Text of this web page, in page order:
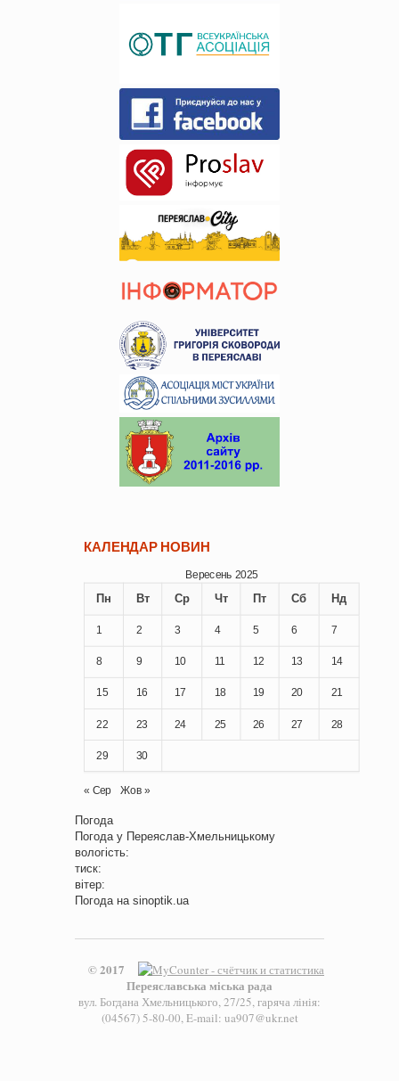
КАЛЕНДАР НОВИН
Вересень 2025
Пн Вт Ср Чт Пт Сб Нд
1 2 3 4 5 6 7
8 9 10 11 12 13 14
15 16 17 18 19 20 21
22 23 24 25 26 27 28
29 30
« Сер Жов »
Погода
Погода у Переяслав-Хмельницькому
вологість:
тиск:
вітер:
Погода на sinoptik.ua
© 2017
Переяславська міська рада
вул. Богдана Хмельницького, 27/25, гаряча лінія:
(04567) 5-80-00, E-mail: ua907@ukr.net